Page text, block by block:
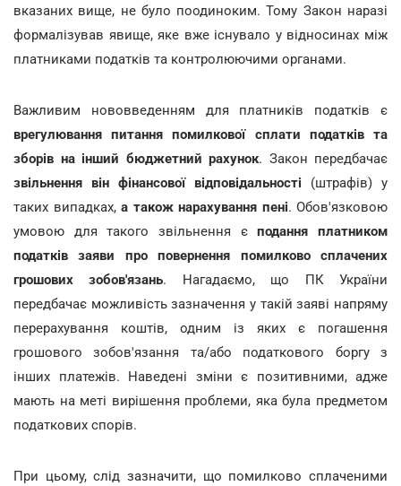
вказаних вище, не було поодиноким. Тому Закон наразі
формалізував явище, яке вже існувало у відносинах між
платниками податків та контролюючими органами.
Важливим нововведенням для платників податків є
врегулювання питання помилкової сплати податків та
зборів на інший бюджетний рахунок. Закон передбачає
звільнення він фінансової відповідальності (штрафів) у
таких випадках, а також нарахування пені. Обов'язковою
умовою для такого звільнення єподання платником
податків заяви про повернення помилково сплачених
грошових зобов'язань. Нагадаємо, що ПК України
передбачає можливість зазначення у такій заяві напряму
перерахування коштів, одним із яких є погашення
грошового зобов'язання та/або податкового боргу з
інших платежів. Наведені зміни є позитивними, адже
мають на меті вирішення проблеми, яка була предметом
податкових спорів.
При цьому, слід зазначити, що помилково сплаченими